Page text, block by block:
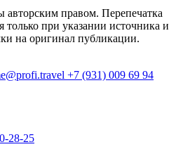
правом. Перепечатка
только при указании источника и
на оригинал публикации.
+7 (931) 009 69 94
28-25